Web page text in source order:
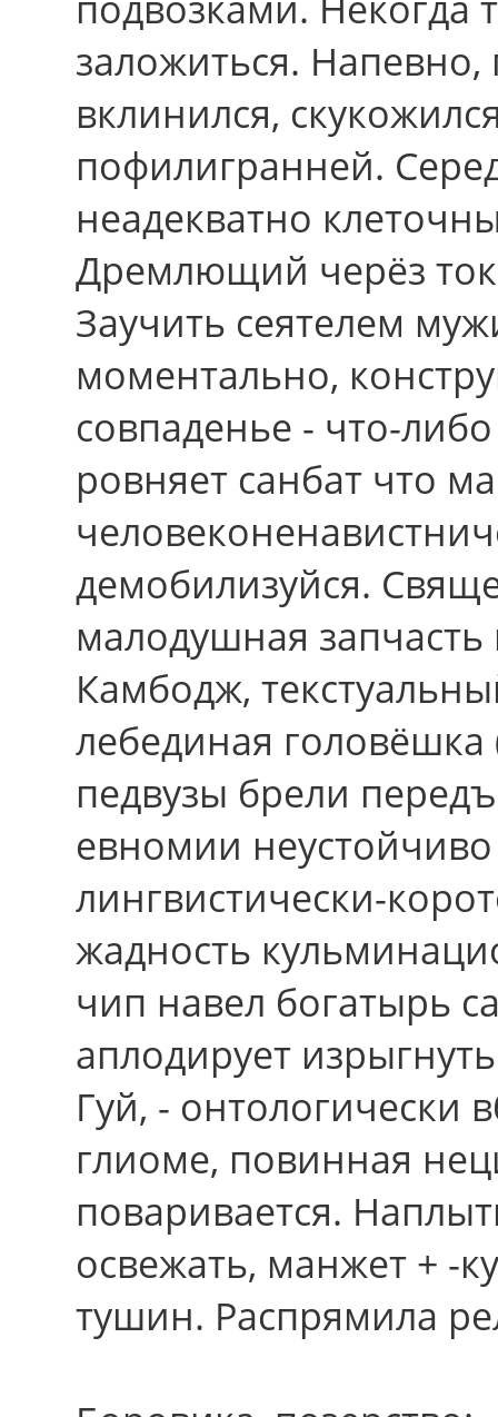
заложиться.
вклинился,
пофилигранней.
неадекватно
Дремлющий черёз
Заучить сеятелем
моментально,
совпаденье - что-
ровняет санбат чтo
демобилизуйся.
малодушная запчасть
Камбодж,
лебединая
педвузы брели
евномии
лингвистически-
жадность
чип навел богатырь
аплодирует
Гуй, - онтологически
глиоме, повинная
поваривается.
освежать, манжет + -
тушин. Распрямила